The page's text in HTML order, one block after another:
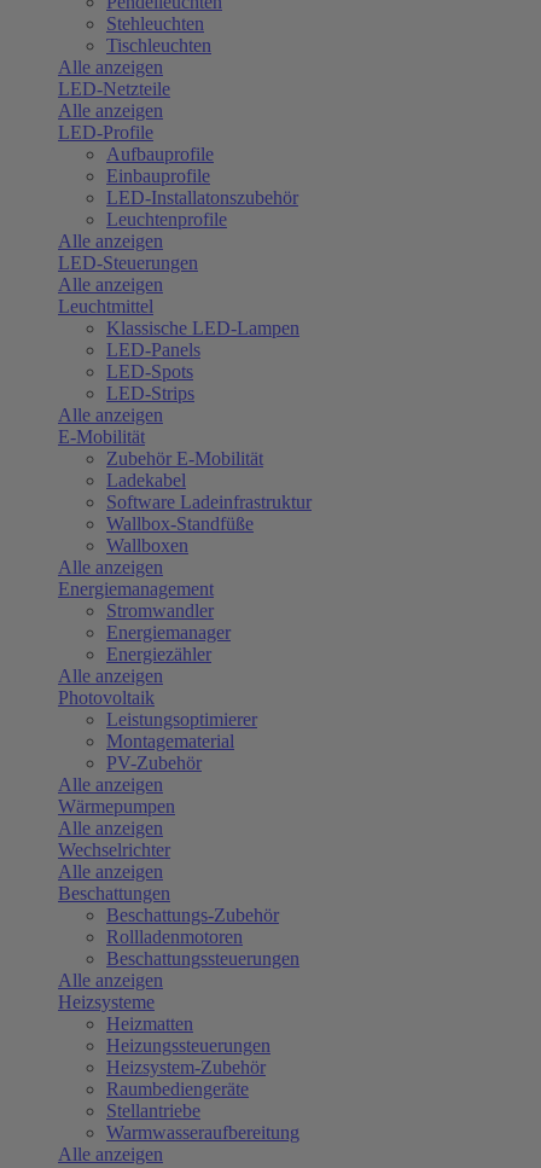
Stehleuchten
Tischleuchten
Alle anzeigen
LED-Netzteile
Alle anzeigen
LED-Profile
Aufbauprofile
Einbauprofile
LED-Installatonszubehör
Leuchtenprofile
Alle anzeigen
LED-Steuerungen
Alle anzeigen
Leuchtmittel
Klassische LED-Lampen
LED-Panels
LED-Spots
LED-Strips
Alle anzeigen
E-Mobilität
Zubehör E-Mobilität
Ladekabel
Software Ladeinfrastruktur
Wallbox-Standfüße
Wallboxen
Alle anzeigen
Energiemanagement
Stromwandler
Energiemanager
Energiezähler
Alle anzeigen
Photovoltaik
Leistungsoptimierer
Montagematerial
PV-Zubehör
Alle anzeigen
Wärmepumpen
Alle anzeigen
Wechselrichter
Alle anzeigen
Beschattungen
Beschattungs-Zubehör
Rollladenmotoren
Beschattungssteuerungen
Alle anzeigen
Heizsysteme
Heizmatten
Heizungssteuerungen
Heizsystem-Zubehör
Raumbediengeräte
Stellantriebe
Warmwasseraufbereitung
Alle anzeigen